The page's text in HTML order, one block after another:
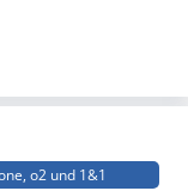
o2 und 1&1